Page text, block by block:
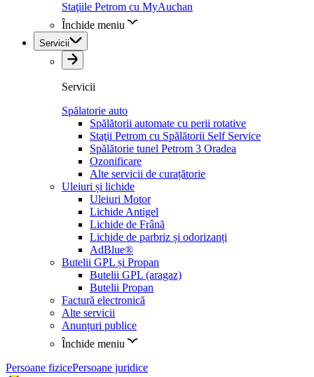
Staţiile Petrom cu MyAuchan
Închide meniu
Servicii
Servicii
Spălatorie auto
Spălătorii automate cu perii rotative
Staţii Petrom cu Spălătorii Self Service
Spălătorie tunel Petrom 3 Oradea
Ozonificare
Alte servicii de curațătorie
Uleiuri și lichide
Uleiuri Motor
Lichide Antigel
Lichide de Frână
Lichide de parbriz și odorizanți
AdBlue®
Butelii GPL și Propan
Butelii GPL (aragaz)
Butelii Propan
Factură electronică
Alte servicii
Anunțuri publice
Închide meniu
Persoane fizicePersoane juridice